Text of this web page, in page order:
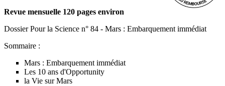
Revue mensuelle 120 pages environ
Dossier Pour la Science n° 84 - Mars : Embarquement immédiat
Sommaire :
Mars : Embarquement immédiat
Les 10 ans d'Opportunity
la Vie sur Mars